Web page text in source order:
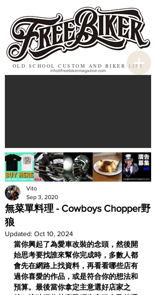
OLD SCHOOL CUSTOM AND BIKER LIFE
info@freebikermagazine.com
無菜單料理 - Cowboys Chopper野
狼
Vito
Sep 3, 2020
Updated: Oct 10, 2024
當你興起了為愛車改裝的念頭，然後開
始思考要找誰來幫你完成時，多數人都
會先在網路上找資料，再看看哪些店有
過你喜愛的作品，或是符合你的想法和
預算。最後當你拿定主意選好店家之